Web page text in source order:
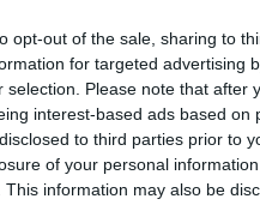
opt-out of the sale, sharing to
for targeted advertising
selection. Please note that after
interest-based ads based
to third parties prior to
of your personal
This information may also be
Μπρούνες στο 70ο